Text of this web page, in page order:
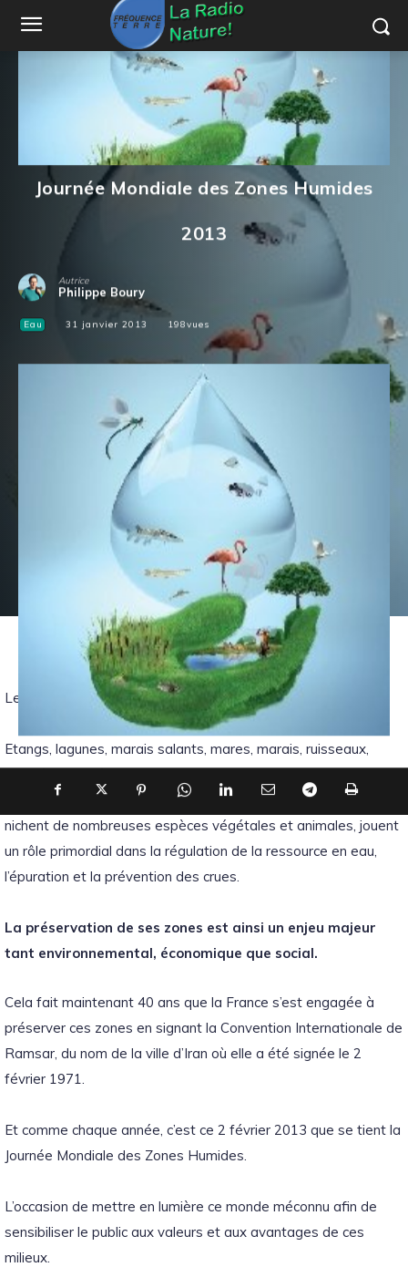
Journée Mondiale des Zones Humides
2013
Autrice
Philippe Boury
Eau 31 janvier 2013 198vues
Les zones humides protègent notre eau.
Etangs, lagunes, marais salants, mares, marais, ruisseaux,
tourbières, vallées alluviales, prairies inondables, ces coins de
nature abritent une biodiversité exceptionnelle. Ces milieux, où
nichent de nombreuses espèces végétales et animales, jouent
un rôle primordial dans la régulation de la ressource en eau,
l’épuration et la prévention des crues.
La préservation de ses zones est ainsi un enjeu majeur
tant environnemental, économique que social.
Cela fait maintenant 40 ans que la France s’est engagée à
préserver ces zones en signant la Convention Internationale de
Ramsar, du nom de la ville d’Iran où elle a été signée le 2
février 1971.
Et comme chaque année, c’est ce 2 février 2013 que se tient la
Journée Mondiale des Zones Humides.
L’occasion de mettre en lumière ce monde méconnu afin de
sensibiliser le public aux valeurs et aux avantages de ces
milieux.